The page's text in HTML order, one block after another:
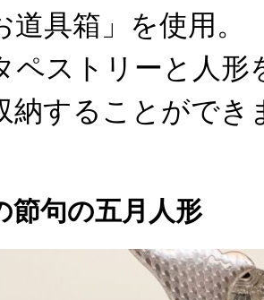
道具箱」を使用。
ペストリーと人形
納することができ
句の五月人形